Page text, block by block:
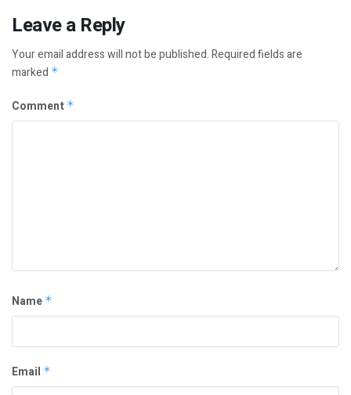
Leave a Reply
Your email address will not be published.Required fields are
marked *
Comment *
Name *
Email *